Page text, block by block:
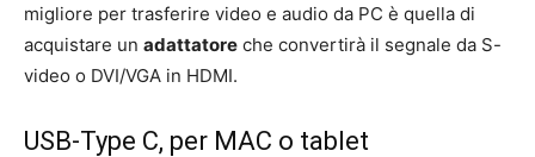
migliore per trasferire video e audio da PC è quella di
acquistare un adattatore che convertirà il segnale da S-
video o DVI/VGA in HDMI.
USB-Type C, per MAC o tablet